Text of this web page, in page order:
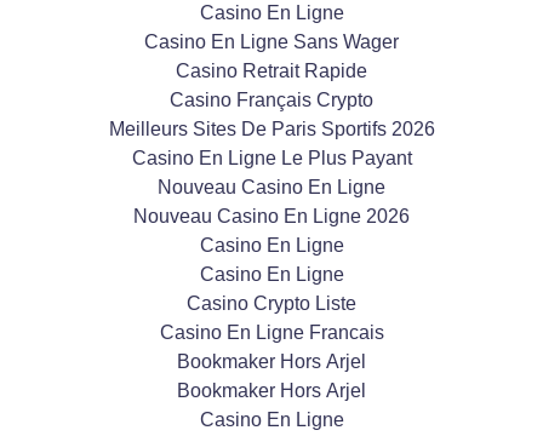
Casino En Ligne
Casino En Ligne Sans Wager
Casino Retrait Rapide
Casino Français Crypto
Meilleurs Sites De Paris Sportifs 2026
Casino En Ligne Le Plus Payant
Nouveau Casino En Ligne
Nouveau Casino En Ligne 2026
Casino En Ligne
Casino En Ligne
Casino Crypto Liste
Casino En Ligne Francais
Bookmaker Hors Arjel
Bookmaker Hors Arjel
Casino En Ligne